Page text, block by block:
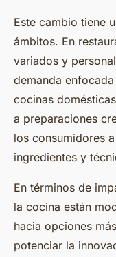
Este cambio tiene
ámbitos. En
variados y
demanda
cocinas
a preparaciones
los consumidores
ingredientes y
En términos de
la cocina están
hacia opciones
potenciar la